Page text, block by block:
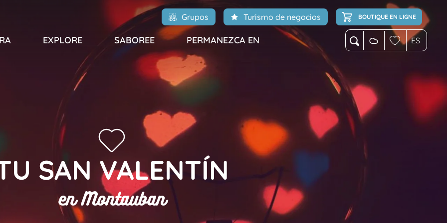
Buscar ES
Grupos Turismo de negocios BOUTIQUE EN LIGNE
EXPLORE SABOREE PERMANEZCA EN
SAN VALENTÍN
en Montauban